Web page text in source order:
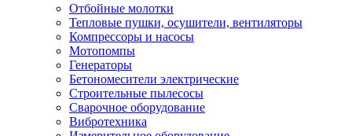
Отбойные молотки
Тепловые пушки, осушители, вентиляторы
Компрессоры и насосы
Мотопомпы
Генераторы
Бетономесители электрические
Строительные пылесосы
Сварочное оборудование
Вибротехника